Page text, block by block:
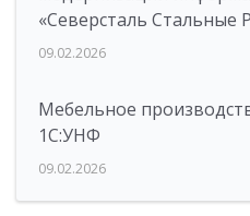
«Северсталь Стальные
09.02.2026
Мебельное
1С:УНФ
09.02.2026